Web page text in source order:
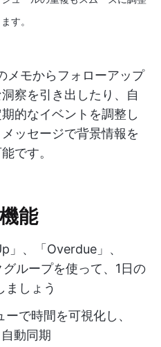
す。
メモからフォローアップ
察を引き出したり、自
的なイベントを調整し
ッセージで背景情報を
です。
能
」、「Overdue」、
ループを使って、1日の
ましょう
で時間を可視化し、
動同期